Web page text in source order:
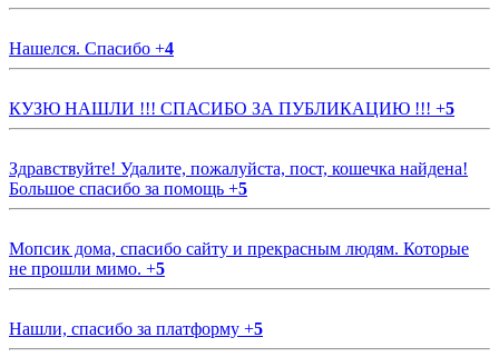
Нашелся. Спасибо +4
КУЗЮ НАШЛИ !!! СПАСИБО ЗА ПУБЛИКАЦИЮ !!! +5
Здравствуйте! Удалите, пожалуйста, пост, кошечка найдена!
Большое спасибо за помощь +5
Мопсик дома, спасибо сайту и прекрасным людям. Которые
не прошли мимо. +5
Нашли, спасибо за платформу +5